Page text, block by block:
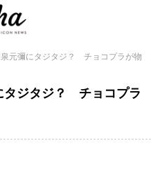
泉元彌にタジタジ？ チョコプラが物
タジタジ？ チョコプラ